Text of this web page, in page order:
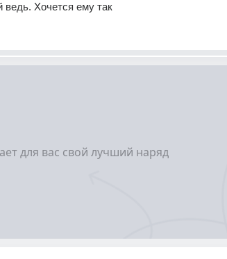
Хочется ему так